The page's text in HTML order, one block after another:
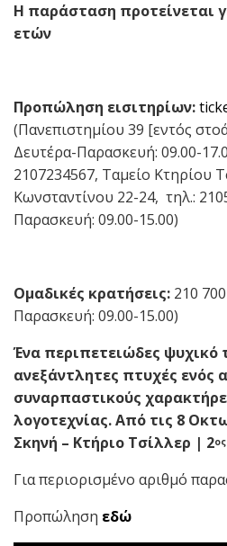
Η παράσταση προτείνεται
ετών
Προπώληση εισιτηρίων:
(Πανεπιστημίου 39 [εντός
Δευτέρα-Παρασκευή: 09.00-
2107234567, Ταμείο Κτηρίου
Κωνσταντίνου 22-24, τηλ.:
Παρασκευή: 09.00-15.00)
Ομαδικές κρατήσεις: 210
Παρασκευή: 09.00-15.00)
Ένα περιπετειώδες ψυχικό
ανεξάντλητες πτυχές ενός
συναρπαστικούς
λογοτεχνίας.Από τις 8
Σκηνή – Κτήριο Τσίλλερ | 2ος
Για περιορισμένο αριθμό
Προπώληση εδώ